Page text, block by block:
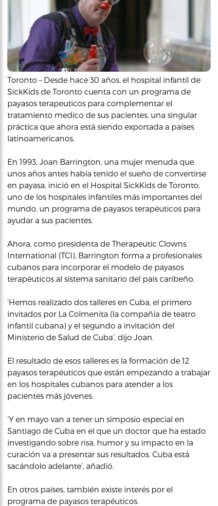
Toronto – Desde hace 30 años, el hospital infantil de
SickKids de Toronto cuenta con un programa de
payasos terapeuticos para complementar el
tratamiento medico de sus pacientes, una singular
práctica que ahora está siendo exportada a países
latinoamericanos.
En 1993, Joan Barrington, una mujer menuda que
unos años antes había tenido el sueño de convertirse
en payasa, inició en el Hospital SickKids de Toronto,
uno de los hospitales infantiles más importantes del
mundo, un programa de payasos terapéuticos para
ayudar a sus pacientes.
Ahora, como presidenta de Therapeutic Clowns
International (TCI), Barrington forma a profesionales
cubanos para incorporar el modelo de payasos
terapéuticos al sistema sanitario del país caribeño.
‘Hemos realizado dos talleres en Cuba, el primero
invitados por La Colmenita (la compañía de teatro
infantil cubana) y el segundo a invitación del
Ministerio de Salud de Cuba’, dijo Joan.
El resultado de esos talleres es la formación de 12
payasos terapéuticos que están empezando a trabajar
en los hospitales cubanos para atender a los
pacientes más jóvenes.
‘Y en mayo van a tener un simposio especial en
Santiago de Cuba en el que un doctor que ha estado
investigando sobre risa, humor y su impacto en la
curación va a presentar sus resultados. Cuba está
sacándolo adelante’, añadió.
En otros países, también existe interés por el
programa de payasos terapéuticos.